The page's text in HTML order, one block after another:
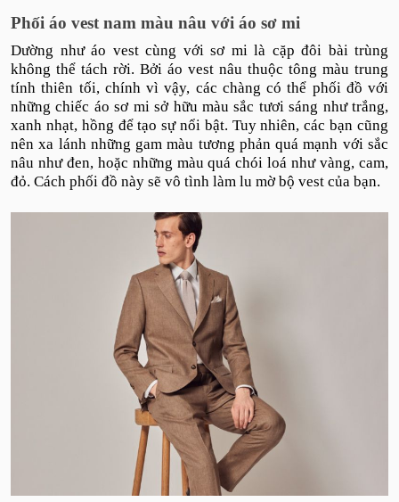
Phối áo vest nam màu nâu với áo sơ mi
Dường như áo vest cùng với sơ mi là cặp đôi bài trùng
không thể tách rời. Bởi áo vest nâu thuộc tông màu trung
tính thiên tối, chính vì vậy, các chàng có thể phối đồ với
những chiếc áo sơ mi sở hữu màu sắc tươi sáng như trắng,
xanh nhạt, hồng để tạo sự nổi bật. Tuy nhiên, các bạn cũng
nên xa lánh những gam màu tương phản quá mạnh với sắc
nâu như đen, hoặc những màu quá chói loá như vàng, cam,
đỏ. Cách phối đồ này sẽ vô tình làm lu mờ bộ vest của bạn.